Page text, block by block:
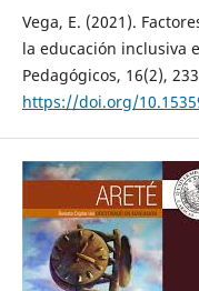
Vega, E. (2021).
la educación inclusiva
Pedagógicos, 16(2),
https://doi.org/